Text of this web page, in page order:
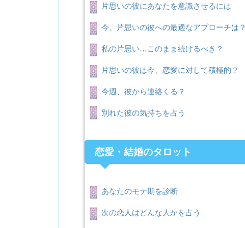
片思いの彼にあなたを意識させるには
今、片思いの彼への最適なアプローチは？
私の片思い…このまま続けるべき？
片思いの彼は今、恋愛に対して積極的？
今週、彼から連絡くる？
別れた彼の気持ちを占う
恋愛・結婚のタロット
あなたのモテ期を診断
次の恋人はどんな人かを占う